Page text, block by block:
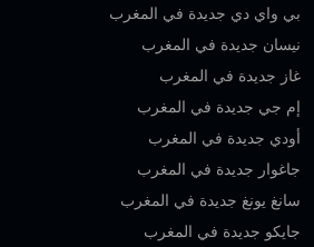
بي واي دي جديدة في المغرب
نيسان جديدة في المغرب
غاز جديدة في المغرب
إم جي جديدة في المغرب
أودي جديدة في المغرب
جاغوار جديدة في المغرب
سانغ يونغ جديدة في المغرب
جايكو جديدة في المغرب